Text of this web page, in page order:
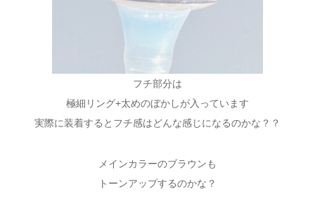
フチ部分は
極細リング+太めのぼかしが入っています
実際に装着するとフチ感はどんな感じになるのかな？？
メインカラーのブラウンも
トーンアップするのかな？